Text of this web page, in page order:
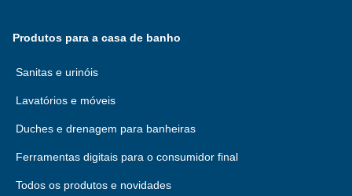
Produtos para a casa de banho
Sanitas e urinóis
Lavatórios e móveis
Duches e drenagem para banheiras
Ferramentas digitais para o consumidor final
Todos os produtos e novidades